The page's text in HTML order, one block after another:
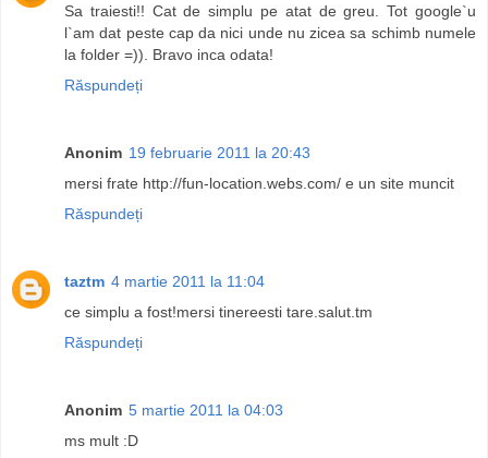
Sa traiesti!! Cat de simplu pe atat de greu. Tot google`u
l`am dat peste cap da nici unde nu zicea sa schimb numele
la folder =)). Bravo inca odata!
Răspundeți
Anonim 19 februarie 2011 la 20:43
mersi frate http://fun-location.webs.com/ e un site muncit
Răspundeți
taztm 4 martie 2011 la 11:04
ce simplu a fost!mersi tinereesti tare.salut.tm
Răspundeți
Anonim 5 martie 2011 la 04:03
ms mult :D